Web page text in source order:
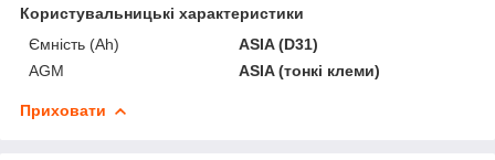
Користувальницькі характеристики
Ємність (Ah)
ASIA (D31)
AGM
ASIA (тонкі клеми)
Приховати